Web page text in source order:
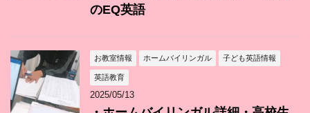
のEQ英語
お教室情報 ホームバイリンガル 子ども英語情報
英語教育
2025/05/13